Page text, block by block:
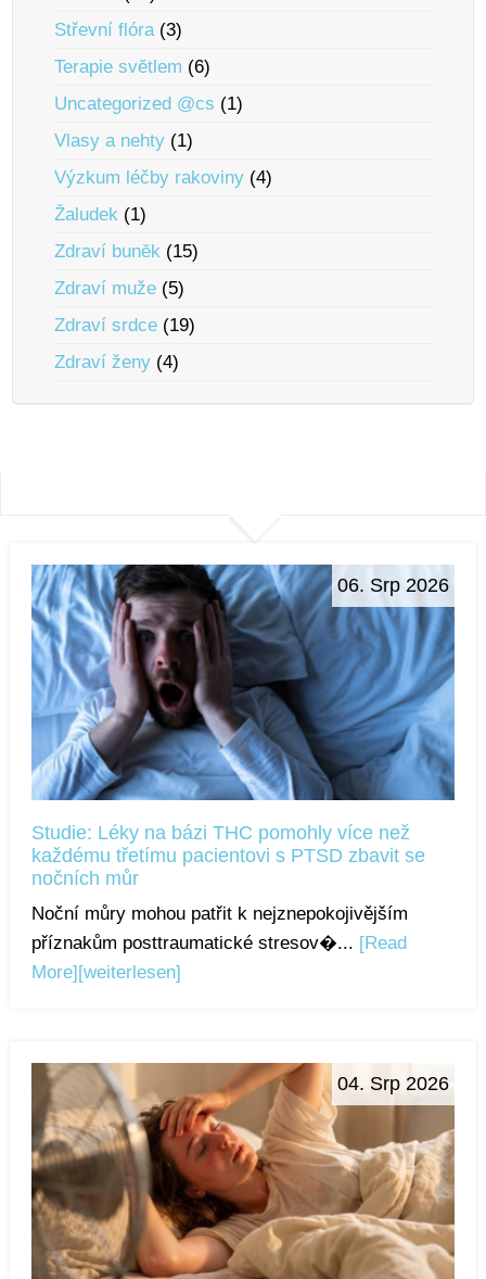
Střevní flóra(3)
Terapie svĕtlem (6)
Uncategorized @cs (1)
Vlasy a nehty (1)
Výzkum léčby rakoviny (4)
Žaludek (1)
Zdraví bunĕk (15)
Zdraví muže (5)
Zdraví srdce (19)
Zdraví ženy (4)
06. Srp 2026
Studie: Léky na bázi THC pomohly více než
každému třetímu pacientovi s PTSD zbavit se
nočních můr
Noční můry mohou patřit k nejznepokojivějším
příznakům posttraumatické stresov�... [Read
More] [weiterlesen]
04. Srp 2026